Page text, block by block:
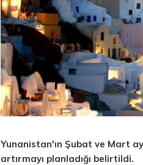
Yunanistan'ın Şubat ve Mart
artırmayı planladığı belirtildi.